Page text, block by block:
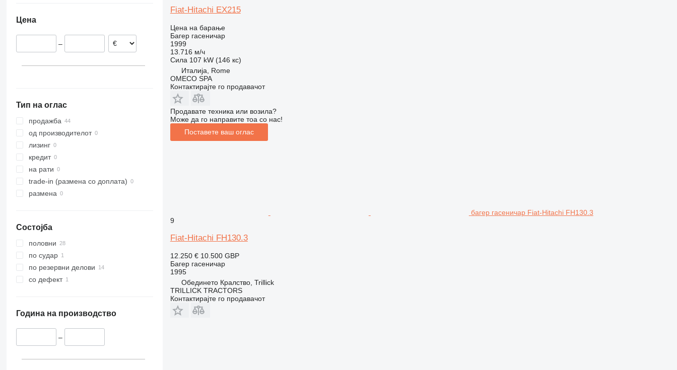
320
326
329
330
336
340
345
349
350
375
390
395
C-series
D series
GC
Италија
Франција
Цена
–
Тип на оглас
продажба
од производителот
лизинг
кредит
на рати
trade-in (размена со доплата)
размена
Состојба
половни
по судар
по резервни делови
со дефект
Година на производство
–
Fiat-Hitachi EX215
Цена на барање
Багер гасеничар
1999
13.716 м/ч
Сила 107 kW (146 кс)
Италија, Rome
OMECO SPA
Контактирајте го продавачот
Продавате техника или возила?
Може да го направите тоа со нас!
Поставете ваш оглас
багер гасеничар Fiat-Hitachi FH130.3
9
Fiat-Hitachi FH130.3
12.250 € 10.500 GBP
Багер гасеничар
1995
Обединето Кралство, Trillick
TRILLICK TRACTORS
Контактирајте го продавачот